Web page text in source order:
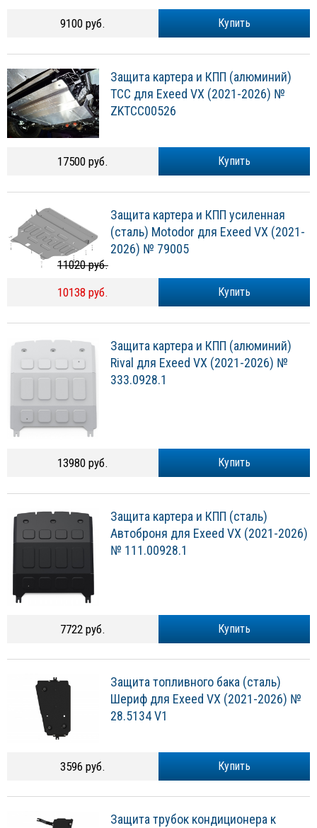
Купить
9100 руб.
Защита картера и КПП (алюминий)
ТСС для Exeed VX (2021-2026) №
ZKTCC00526
Купить
17500 руб.
Защита картера и КПП усиленная
(сталь) Motodor для Exeed VX (2021-
2026) № 79005
Купить
11020 руб.
10138 руб.
Защита картера и КПП (алюминий)
Rival для Exeed VX (2021-2026) №
333.0928.1
Купить
13980 руб.
Защита картера и КПП (сталь)
Автоброня для Exeed VX (2021-2026)
№ 111.00928.1
Купить
7722 руб.
Защита топливного бака (сталь)
Шериф для Exeed VX (2021-2026) №
28.5134 V1
Купить
3596 руб.
Защита трубок кондиционера к